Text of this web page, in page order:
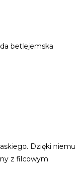
betlejemska
Dzięki niemu
z filcowym